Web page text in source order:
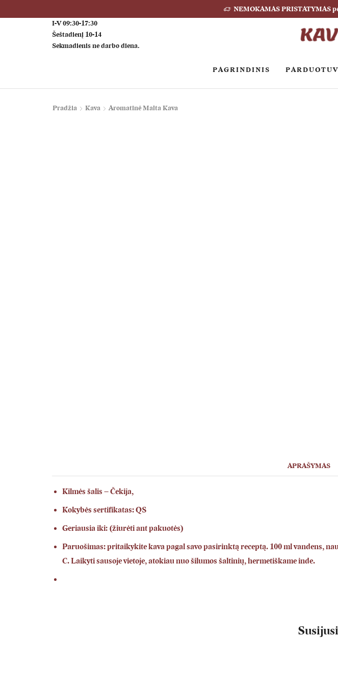
NEMOKAMAS PRISTATYMAS
I-V 09:30-17:30
Šeštadienį 10-14
Sekmadienis ne darbo diena.
PAGRINDINIS
Pradžia Kava Aromatinė Malta Kava
APRAŠYMAS
Kilmės šalis – Čekija,
Kokybės sertifikatas: QS
Geriausia iki: (žiurėti ant pakuotės)
Paruošimas: pritaikykite kava pagal savo pasirinktą receptą. 100 ml vandens,
C. Laikyti sausoje vietoje, atokiau nuo šilumos šaltinių, hermetiškame inde.